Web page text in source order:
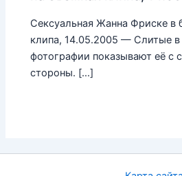
Сексуальная Жанна Фриске в
клипа, 14.05.2005 — Слитые в
фотографии показывают её с
стороны. […]